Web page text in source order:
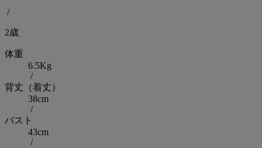
/
2歳
体重
6.5Kg
/
背丈（着丈）
38cm
/
バスト
43cm
/